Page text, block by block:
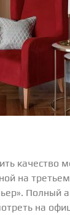
качество
на
Полный
на